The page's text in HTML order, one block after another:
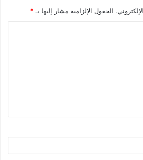
الحقول الإلزامية مشار إليها بـ*